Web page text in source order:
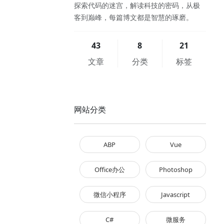
探索代码的迷宫，解读科技的密码，从极
客到巅峰，每篇博文都是智慧的琢磨。
43
文章
8
分类
21
标签
网站分类
ABP Vue
Office办公 Photoshop
微信小程序 Javascript
C# 微服务